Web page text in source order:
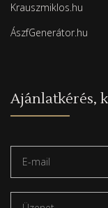
Krauszmiklos.hu
ÁszfGenerátor.hu
Ajánlatkérés,